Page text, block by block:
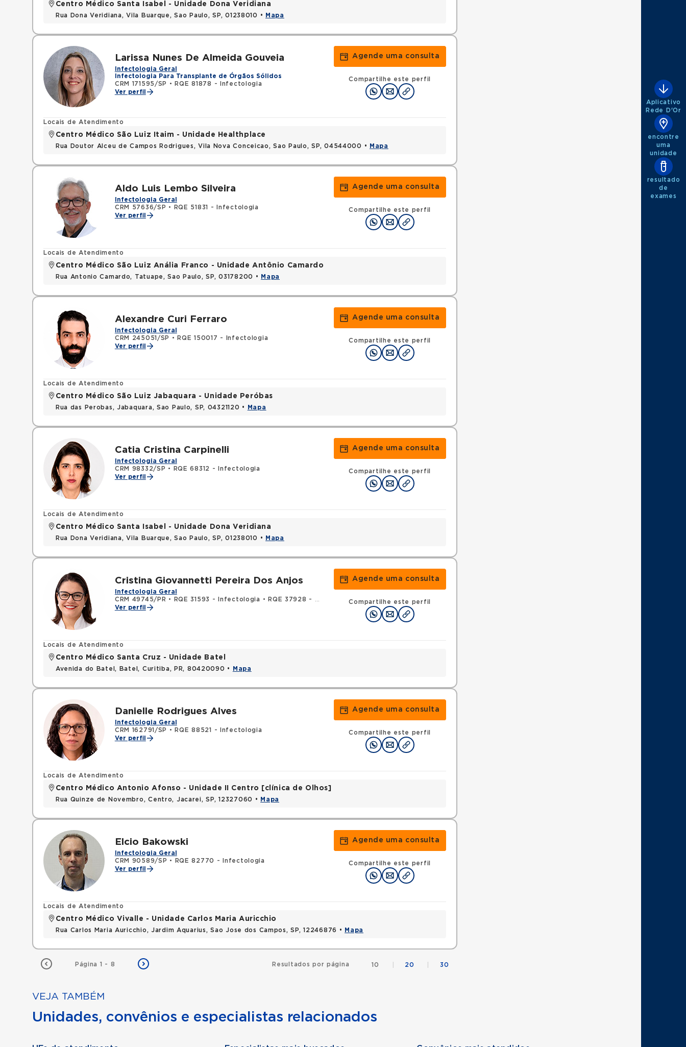
Centro Médico Santa Isabel - Unidade Dona Veridiana
Rua Dona Veridiana, Vila Buarque, Sao Paulo, SP, 01238010 • Mapa
Larissa Nunes De Almeida Gouveia
Infectologia Geral
Infectologia Para Transplante de Órgãos Sólidos
CRM 171595/SP
•
RQE 81878 - Infectologia
Ver perfil
Agende uma consulta
Compartilhe este perfil
Locais de Atendimento
Centro Médico São Luiz Itaim - Unidade Healthplace
Rua Doutor Alceu de Campos Rodrigues, Vila Nova Conceicao, Sao Paulo, SP, 04544000 • Mapa
Aldo Luis Lembo Silveira
Infectologia Geral
CRM 57636/SP •
RQE 51831 - Infectologia
Ver perfil
Agende uma consulta
Compartilhe este perfil
Locais de Atendimento
Centro Médico São Luiz Anália Franco - Unidade Antônio Camardo
Rua Antonio Camardo, Tatuape, Sao Paulo, SP, 03178200 • Mapa
Alexandre Curi Ferraro
Infectologia Geral
CRM 245051/SP
•
RQE 150017 - Infectologia
Ver perfil
Agende uma consulta
Compartilhe este perfil
Locais de Atendimento
Centro Médico São Luiz Jabaquara - Unidade Peróbas
Rua das Perobas, Jabaquara, Sao Paulo, SP, 04321120 • Mapa
Catia Cristina Carpinelli
Infectologia Geral
CRM 98332/SP •
RQE 68312 - Infectologia
Ver perfil
Agende uma consulta
Compartilhe este perfil
Locais de Atendimento
Centro Médico Santa Isabel - Unidade Dona Veridiana
Rua Dona Veridiana, Vila Buarque, Sao Paulo, SP, 01238010 • Mapa
Cristina Giovannetti Pereira Dos Anjos
Infectologia Geral
CRM 49745/PR • RQE 31593 - Infectologia •
RQE 37928 - Medicina do tráfego
Ver perfil
Agende uma consulta
Compartilhe este perfil
Locais de Atendimento
Centro Médico Santa Cruz - Unidade Batel
Avenida do Batel, Batel, Curitiba, PR, 80420090 • Mapa
Danielle Rodrigues Alves
Infectologia Geral
CRM 162791/SP
•
RQE 88521 - Infectologia
Ver perfil
Agende uma consulta
Compartilhe este perfil
Locais de Atendimento
Centro Médico Antonio Afonso - Unidade II Centro [clínica de Olhos]
Rua Quinze de Novembro, Centro, Jacarei, SP, 12327060 • Mapa
Elcio Bakowski
Infectologia Geral
CRM 90589/SP •
RQE 82770 - Infectologia
Ver perfil
Agende uma consulta
Compartilhe este perfil
Locais de Atendimento
Centro Médico Vivalle - Unidade Carlos Maria Auricchio
Rua Carlos Maria Auricchio, Jardim Aquarius, Sao Jose dos Campos, SP, 12246876 • Mapa
Página 1 - 8 Resultados por página 10 20 30
VEJA TAMBÉM
Unidades, convênios e especialistas relacionados
Aplicativo
Rede D'Or
encontre
uma
unidade
resultado
de
exames